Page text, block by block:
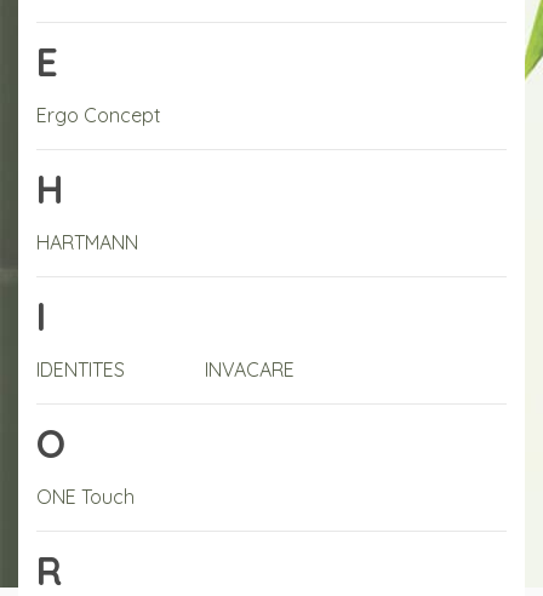
E
Ergo Concept
H
HARTMANN
I
IDENTITES INVACARE
O
ONE Touch
R